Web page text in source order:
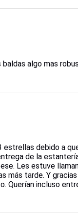
algo mas
estrellas debido a
de la
Les estuve
más tarde. Y
Querían incluso